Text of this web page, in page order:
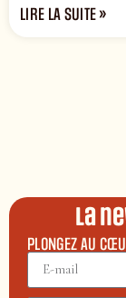
LIRE LA SUITE »
La
PLONGEZ AU